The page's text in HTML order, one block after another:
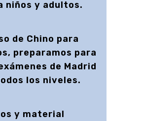
niños y adultos.
de Chino para
preparamos para
de Madrid
los niveles.
y material